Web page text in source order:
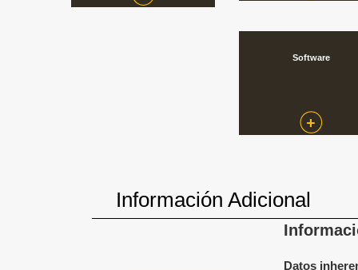
Software
Información Adicional
Datos